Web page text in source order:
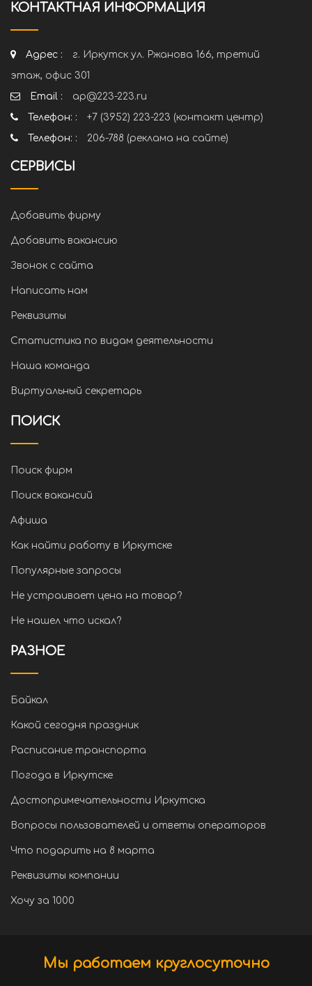
КОНТАКТНАЯ ИНФОРМАЦИЯ
Адрес :
г. Иркутск ул. Ржанова 166, третий
этаж, офис 301
Email :
ap@223-223.ru
Телефон: :
+7 (3952) 223-223 (контакт центр)
Телефон: :
206-788 (реклама на сайте)
СЕРВИСЫ
Добавить фирму
Добавить вакансию
Звонок с сайта
Написать нам
Реквизиты
Статистика по видам деятельности
Наша команда
Виртуальный секретарь
ПОИСК
Поиск фирм
Поиск вакансий
Афиша
Как найти работу в Иркутске
Популярные запросы
Не устраивает цена на товар?
Не нашел что искал?
РАЗНОЕ
Байкал
Какой сегодня праздник
Расписание транспорта
Погода в Иркутске
Достопримечательности Иркутска
Вопросы пользователей и ответы операторов
Что подарить на 8 марта
Реквизиты компании
Хочу за 1000
Мы работаем круглосуточно